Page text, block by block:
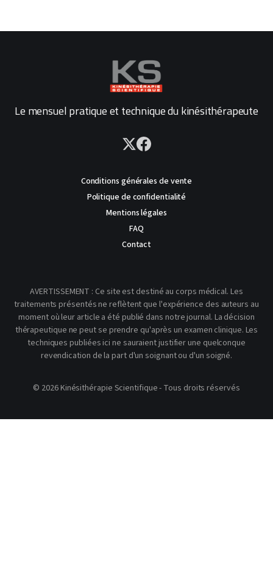
Le mensuel pratique et technique du kinésithérapeute
Conditions générales de vente
Politique de confidentialité
Mentions légales
FAQ
Contact
AVERTISSEMENT : Ce site est destiné au corps médical. Les
traitements présentés ne reflètent que l'expérience des auteurs au
moment où leur article a été publié dans notre journal. La décision
thérapeutique ne peut se prendre qu'après un examen clinique. Les
techniques publiées ici ne sauraient justifier une quelconque
revendication de la part d'un soignant ou d'un soigné.
© 2026 Kinésithérapie Scientifique - Tous droits réservés